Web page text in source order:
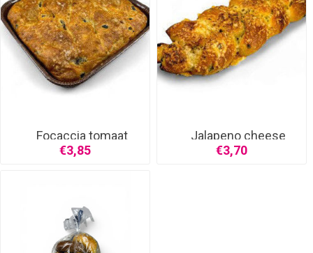
Focaccia tomaat
€3,85
Jalapeno cheese
stok
€3,70